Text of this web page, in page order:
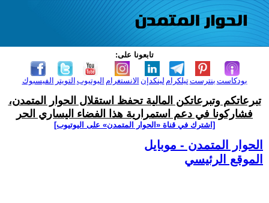
تابعونا على:
الفيسبوك التويتر اليوتيوب الانستغرام لينكدإن تيلكرامبنترست بودكاست
تبرعاتكم وتبرعاتكن المالية تحفظ استقلال الحوار المتمدن،
فشاركونا في دعم استمرارية هذا الفضاء اليساري الحر
[اشترك في قناة ‫«الحوار المتمدن» على اليوتيوب]
الحوار المتمدن - موبايل
الموقع الرئيسي